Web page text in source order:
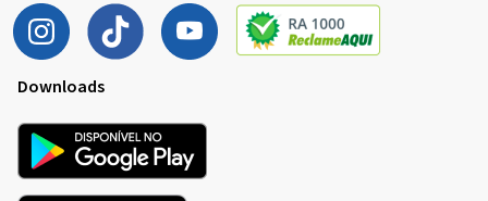
Downloads